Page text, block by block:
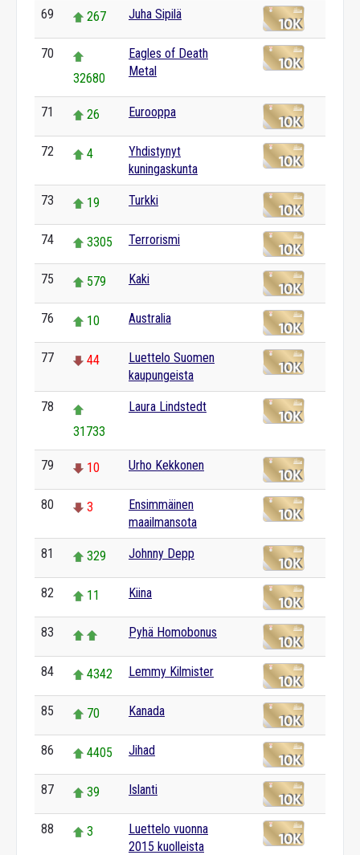
69 267 Juha Sipilä
70
32680
Eagles of Death
Metal
71 26 Eurooppa
72 4
Yhdistynyt
kuningaskunta
73 19 Turkki
74 3305 Terrorismi
75 579 Kaki
76 10 Australia
77 44
Luettelo Suomen
kaupungeista
78
31733
Laura Lindstedt
79 10 Urho Kekkonen
80 3
Ensimmäinen
maailmansota
81 329 Johnny Depp
82 11 Kiina
83 Pyhä Homobonus
84 4342 Lemmy Kilmister
85 70 Kanada
86 4405 Jihad
87 39 Islanti
88 3
Luettelo vuonna
2015 kuolleista